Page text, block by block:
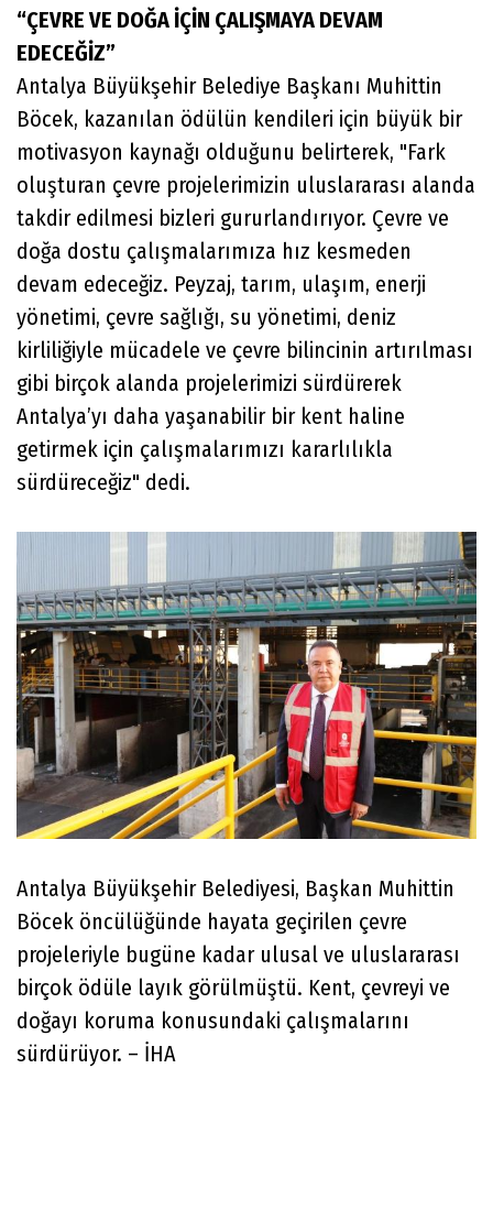
“ÇEVRE VE DOĞA İÇİN ÇALIŞMAYA DEVAM
EDECEĞİZ”
Antalya Büyükşehir Belediye Başkanı Muhittin
Böcek, kazanılan ödülün kendileri için büyük bir
motivasyon kaynağı olduğunu belirterek, "Fark
oluşturan çevre projelerimizin uluslararası alanda
takdir edilmesi bizleri gururlandırıyor. Çevre ve
doğa dostu çalışmalarımıza hız kesmeden
devam edeceğiz. Peyzaj, tarım, ulaşım, enerji
yönetimi, çevre sağlığı, su yönetimi, deniz
kirliliğiyle mücadele ve çevre bilincinin artırılması
gibi birçok alanda projelerimizi sürdürerek
Antalya’yı daha yaşanabilir bir kent haline
getirmek için çalışmalarımızı kararlılıkla
sürdüreceğiz" dedi.
Antalya Büyükşehir Belediyesi, Başkan Muhittin
Böcek öncülüğünde hayata geçirilen çevre
projeleriyle bugüne kadar ulusal ve uluslararası
birçok ödüle layık görülmüştü. Kent, çevreyi ve
doğayı koruma konusundaki çalışmalarını
sürdürüyor. – İHA